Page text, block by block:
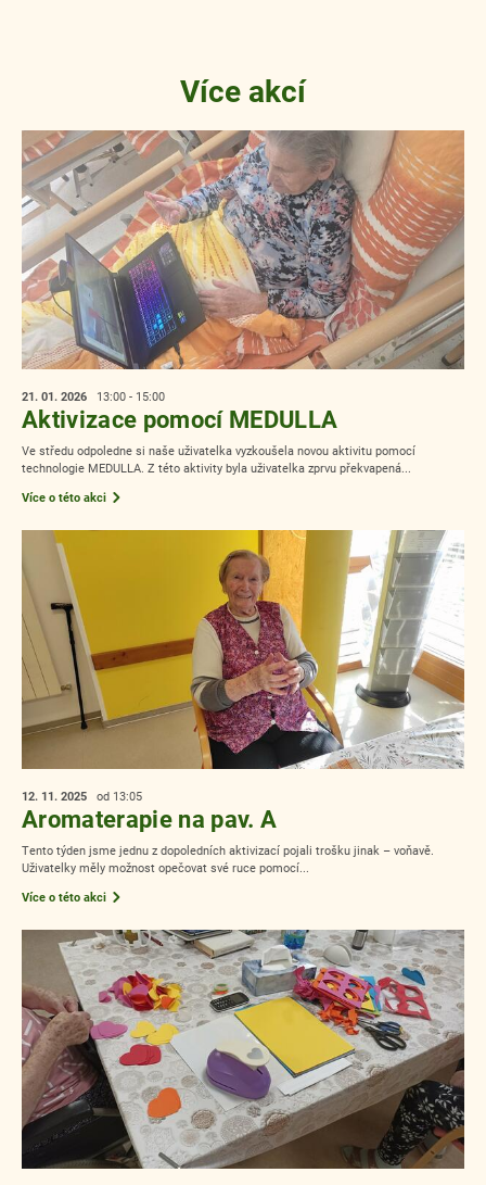
Více akcí
21. 01. 2026 13:00 - 15:00
Aktivizace pomocí MEDULLA
Ve středu odpoledne si naše uživatelka vyzkoušela novou aktivitu pomocí
technologie MEDULLA. Z této aktivity byla uživatelka zprvu překvapená...
Více o této akci
12. 11. 2025 od 13:05
Aromaterapie na pav. A
Tento týden jsme jednu z dopoledních aktivizací pojali trošku jinak – voňavě.
Uživatelky měly možnost opečovat své ruce pomocí...
Více o této akci